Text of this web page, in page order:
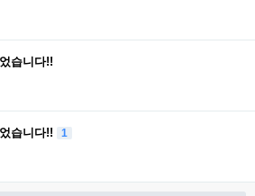
습니다!!
습니다!! 1